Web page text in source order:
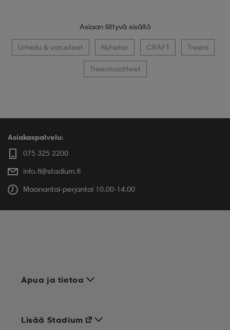
Asiaan liittyvä sisältö
Urheilu & varusteet Nyheter CRAFT Treeni
Treenivaatteet
Asiakaspalvelu:
075 325 2200
info.fi@stadium.fi
Maanantai-perjantai 10.00-14.00
Apua ja tietoa
Lisää Stadium